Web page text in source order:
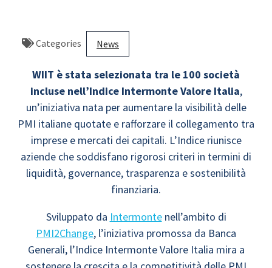
Categories News
WIIT è stata selezionata tra le 100 società
incluse nell’Indice Intermonte Valore Italia,
un’iniziativa nata per aumentare la visibilità delle
PMI italiane quotate e rafforzare il collegamento tra
imprese e mercati dei capitali. L’Indice riunisce
aziende che soddisfano rigorosi criteri in termini di
liquidità, governance, trasparenza e sostenibilità
finanziaria.
Sviluppato da Intermontenell’ambito di
PMI2Change, l’iniziativa promossa da Banca
Generali, l’Indice Intermonte Valore Italia mira a